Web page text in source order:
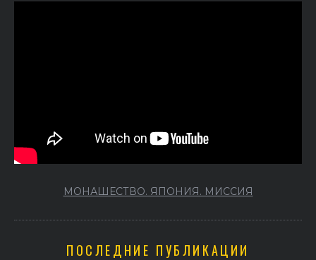
МОНАШЕСТВО. ЯПОНИЯ. МИССИЯ
ПОСЛЕДНИЕ ПУБЛИКАЦИИ